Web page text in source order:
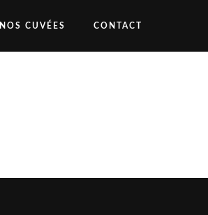
NOS CUVÉES CONTACT